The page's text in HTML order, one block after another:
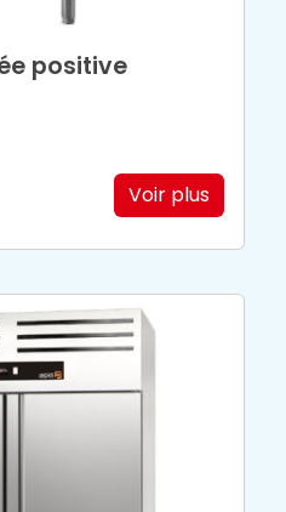
positive
Voir plus